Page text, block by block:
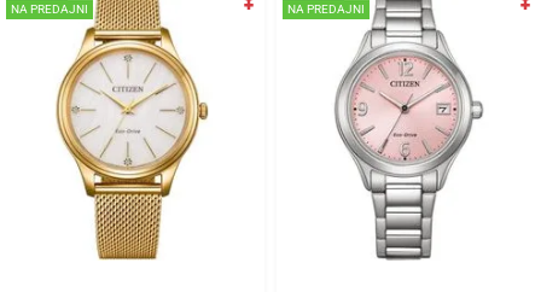
NA PREDAJNI
NA PREDAJNI